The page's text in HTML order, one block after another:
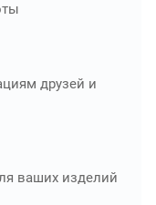
друзей и
ваших изделий